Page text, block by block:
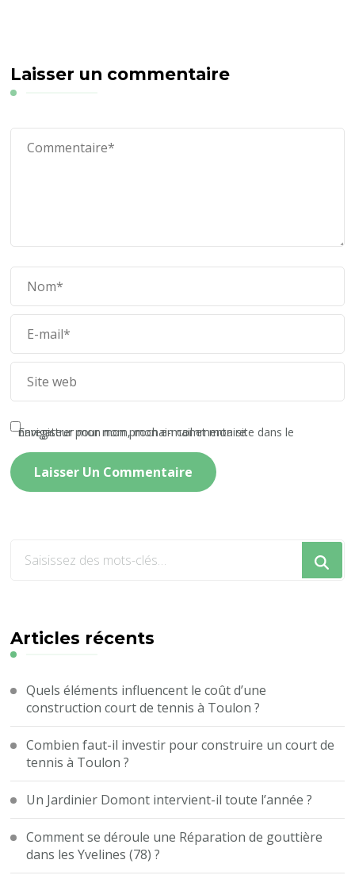
Laisser un commentaire
Enregistrer mon nom, mon e-mail et mon site dans le navigateur pour mon prochain commentaire.
?
Articles récents
Quels éléments influencent le coût d’une
construction court de tennis à Toulon ?
Combien faut-il investir pour construire un court de
tennis à Toulon ?
Un Jardinier Domont intervient-il toute l’année ?
Comment se déroule une Réparation de gouttière
dans les Yvelines (78) ?